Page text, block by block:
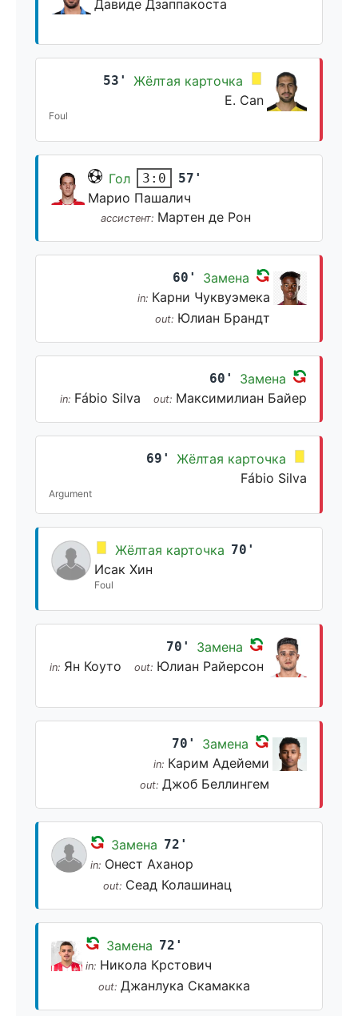
Давиде Дзаппакоста
53'
Жёлтая карточка
E. Can
Foul
Гол 3:0 57'
Марио Пашалич
ассистент: Мартен де Рон
60' Замена
in: Карни Чуквуэмека
out: Юлиан Брандт
60' Замена
in: Fábio Silva out: Максимилиан Байер
69'
Жёлтая карточка
Fábio Silva
Argument
Жёлтая карточка 70'
Исак Хин
Foul
70' Замена
in: Ян Коуто out: Юлиан Райерсон
70' Замена
in: Карим Адейеми
out: Джоб Беллингем
Замена 72'
in: Онест Аханор
out: Сеад Колашинац
Замена 72'
in: Никола Крстович
out: Джанлука Скамакка